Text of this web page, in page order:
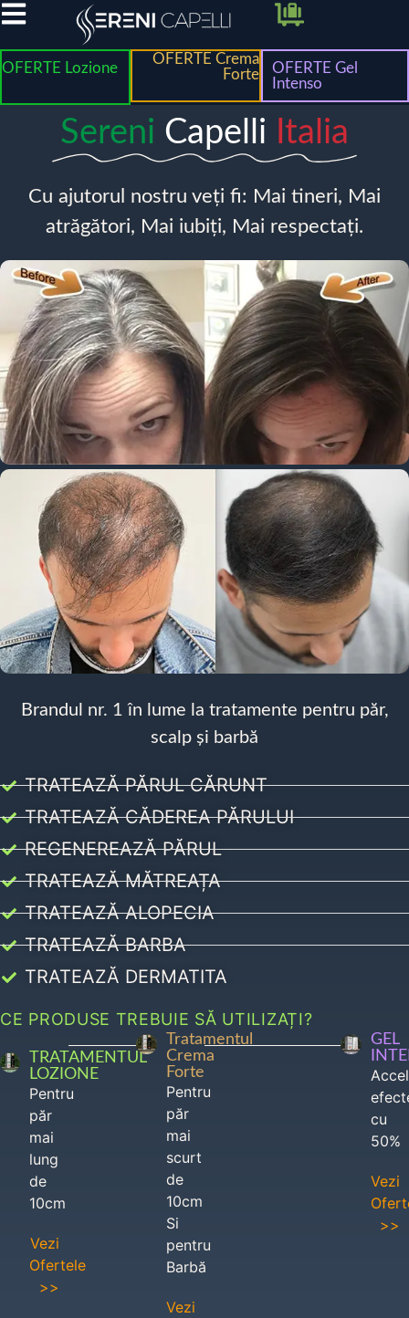
OFERTE Lozione
OFERTE Crema
Forte
OFERTE Gel
Intenso
Sereni Capelli Italia
Cu ajutorul nostru veți fi: Mai tineri, Mai
atrăgători, Mai iubiți, Mai respectați.
Brandul nr. 1 în lume la tratamente pentru păr,
scalp și barbă
TRATEAZĂ PĂRUL CĂRUNT
TRATEAZĂ CĂDEREA PĂRULUI
REGENEREAZĂ PĂRUL
TRATEAZĂ MĂTREAȚA
TRATEAZĂ ALOPECIA
TRATEAZĂ BARBA
TRATEAZĂ DERMATITA
CE PRODUSE TREBUIE SĂ UTILIZAȚI?
TRATAMENTUL
LOZIONE
Pentru
păr
mai
lung
de
10cm
Vezi
Ofertele
>>
Tratamentul
Crema
Forte
Pentru
păr
mai
scurt
de
10cm
Si
pentru
Barbă
Vezi
GEL
cu
50%
Vezi
>>